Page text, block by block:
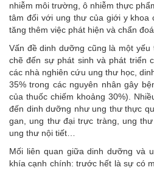
nhiễm môi trường, ô nhiễm thực
tâm đối với ung thư của giới y khoa
tăng thêm việc phát hiện và chẩn
Vấn đề dinh dưỡng cũng là một
chẽ đến sự phát sinh và phát triển
các nhà nghiên cứu ung thư học,
35% trong các nguyên nhân gây
của thuốc chiếm khoảng 30%).
đến dinh dưỡng như ung thư thực
gan, ung thư đại trực tràng, ung
ung thư nội tiết…
Mối liên quan giữa dinh dưỡng và
khía cạnh chính: trước hết là sự có